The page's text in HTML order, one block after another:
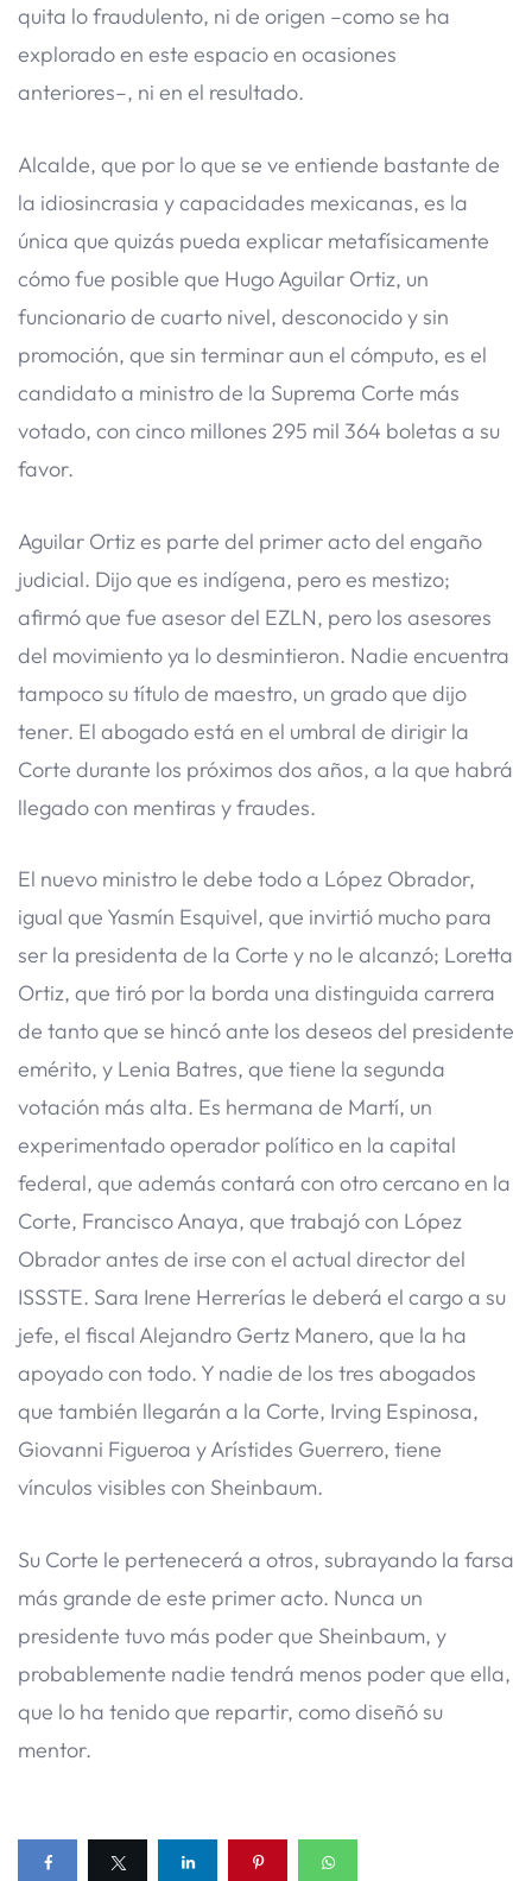
quita lo fraudulento, ni de origen –como se ha
explorado en este espacio en ocasiones
anteriores–, ni en el resultado.
Alcalde, que por lo que se ve entiende bastante de
la idiosincrasia y capacidades mexicanas, es la
única que quizás pueda explicar metafísicamente
cómo fue posible que Hugo Aguilar Ortiz, un
funcionario de cuarto nivel, desconocido y sin
promoción, que sin terminar aun el cómputo, es el
candidato a ministro de la Suprema Corte más
votado, con cinco millones 295 mil 364 boletas a su
favor.
Aguilar Ortiz es parte del primer acto del engaño
judicial. Dijo que es indígena, pero es mestizo;
afirmó que fue asesor del EZLN, pero los asesores
del movimiento ya lo desmintieron. Nadie encuentra
tampoco su título de maestro, un grado que dijo
tener. El abogado está en el umbral de dirigir la
Corte durante los próximos dos años, a la que habrá
llegado con mentiras y fraudes.
El nuevo ministro le debe todo a López Obrador,
igual que Yasmín Esquivel, que invirtió mucho para
ser la presidenta de la Corte y no le alcanzó; Loretta
Ortiz, que tiró por la borda una distinguida carrera
de tanto que se hincó ante los deseos del presidente
emérito, y Lenia Batres, que tiene la segunda
votación más alta. Es hermana de Martí, un
experimentado operador político en la capital
federal, que además contará con otro cercano en la
Corte, Francisco Anaya, que trabajó con López
Obrador antes de irse con el actual director del
ISSSTE. Sara Irene Herrerías le deberá el cargo a su
jefe, el fiscal Alejandro Gertz Manero, que la ha
apoyado con todo. Y nadie de los tres abogados
que también llegarán a la Corte, Irving Espinosa,
Giovanni Figueroa y Arístides Guerrero, tiene
vínculos visibles con Sheinbaum.
Su Corte le pertenecerá a otros, subrayando la farsa
más grande de este primer acto. Nunca un
presidente tuvo más poder que Sheinbaum, y
probablemente nadie tendrá menos poder que ella,
que lo ha tenido que repartir, como diseñó su
mentor.